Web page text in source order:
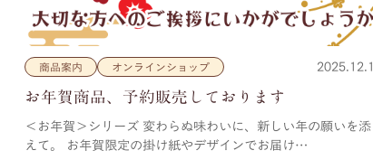
商品案内 オンラインショップ
お年賀商品、予約販売しております
＜お年賀＞シリーズ 変わらぬ味わいに、新しい年の願いを添
えて。 お年賀限定の掛け紙やデザインでお届け…